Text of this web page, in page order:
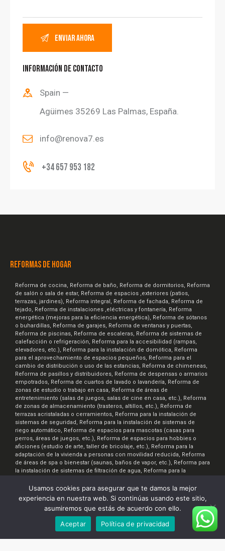
INFORMACIÓN DE CONTACTO
Spain —
Agüimes 35269 Las Palmas, España.
info@renova7.es
+34 657 953 182
REFORMAS DE HOGAR
Reforma de cocina, Reforma de baño, Reforma de dormitorios, Reforma
de salón o sala de estar, Reforma de espacios ,exteriores (patios,
terrazas, jardines), Reforma integral, Reforma de fachada, Reforma de
tejado, Reforma de instalaciones ,eléctricas y fontanería, Reforma
energética (mejoras para la eficiencia energética), Reforma de sótanos
o buhardillas, Reforma de garajes, Reforma de ventanas y puertas,
Reforma de piscinas, Reforma de escaleras, Reforma de sistemas de
calefacción o refrigeración, Reforma para la accesibilidad (rampas,
elevadores, etc.), Reforma para la instalación de domótica, Reforma
para el aprovechamiento de espacios pequeños, Reforma para el
cambio de distribución o uso de las estancias, Reforma de chimeneas,
Reforma de pasillos y distribuidores, Reforma de despensas o armarios
empotrados, Reforma de cuartos de lavado o lavandería, Reforma de
zonas de estudio o trabajo en casa, Reforma de áreas de
entretenimiento (salas de juegos, salas de cine en casa, etc.), Reforma
de zonas de almacenamiento (trasteros, altillos, etc.), Reforma de
terrazas acristaladas o cerramientos, Reforma para la instalación de
sistemas de seguridad, Reforma para la instalación de sistemas de
riego automático, Reforma de espacios para mascotas (casas para
perros, áreas de juegos, etc.), Reforma de espacios para hobbies o
aficiones (estudio de arte, taller de bricolaje, etc.), Reforma para la
adaptación de la vivienda a personas con movilidad reducida, Reforma
de áreas de spa o bienestar (saunas, baños de vapor, etc.), Reforma para
la instalación de sistemas de filtración de agua, Reforma para la
para la creación de espacios de almacenamiento de bicicletas o
motocicletas, Reforma para la instalación de sistemas de iluminación
inteligente, Reforma de áreas de comedor al aire libre, Reforma para la
creación de áreas de jardinería o huertos urbanos
Usamos cookies para asegurar que te damos la mejor
experiencia en nuestra web. Si continúas usando este sitio,
asumiremos que estás de acuerdo con ello.
Aceptar
Política de privacidad